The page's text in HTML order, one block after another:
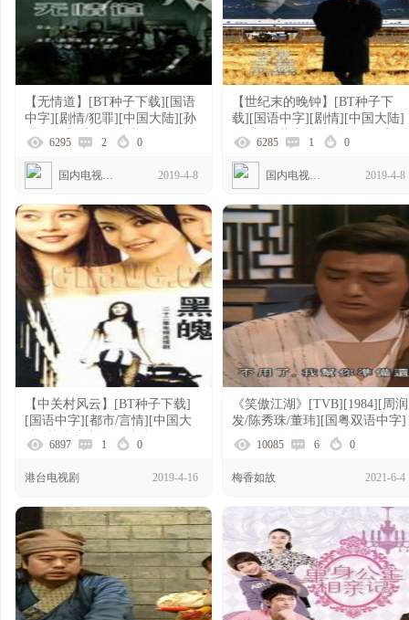
【无情道】[BT种子下载][国语
中字][剧情/犯罪][中国大陆][孙
洪涛/赵恒煊][720P高清]
6295 2 0
国内电视剧资源 2019-4-8
【世纪末的晚钟】[BT种子下
载][国语中字][剧情][中国大陆]
[王庆祥/黄奕/朱媛媛][720P高
清]
6285 1 0
国内电视剧资源 2019-4-8
【中关村风云】[BT种子下载]
[国语中字][都市/言情][中国大
陆][范冰冰/刘红雨/刘栋][720P
高清]
6897 1 0
港台电视剧 2019-4-16
《笑傲江湖》[TVB][1984][周润
发/陈秀珠/董玮][国粤双语中字]
[MKV每集约1.8GB]
[WEB/DL/1080p54.56G]
10085 6 0
梅香如故 2021-6-4